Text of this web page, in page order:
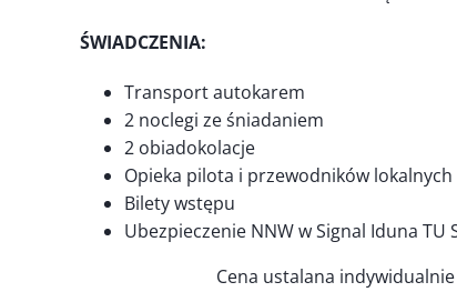
ŚWIADCZENIA:
Transport autokarem
2 noclegi ze śniadaniem
2 obiadokolacje
Opieka pilota i przewodników lokalnych
Bilety wstępu
Ubezpieczenie NNW w Signal Iduna TU
Cena ustalana